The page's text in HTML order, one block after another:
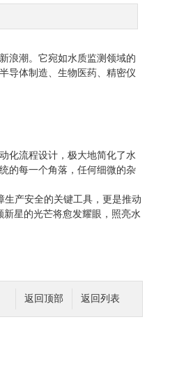
浪潮。它宛如水质监测领域的
导体制造、生物医药、精密仪
化流程设计，极大地简化了水
的每一个角落，任何细微的杂
产安全的关键工具，更是推动
星的光芒将愈发耀眼，照亮水
返回列表
返回顶部